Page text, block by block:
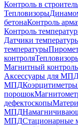
Контроль в
Тепловизоры
бетонаКонтроль
Контроль
Датчики
температуры
контроля
Магнитный контроль
Аксессуары для
МПДКоэрцитиметры
порошок
дефектоскопы
МПД
МПДСтационарные